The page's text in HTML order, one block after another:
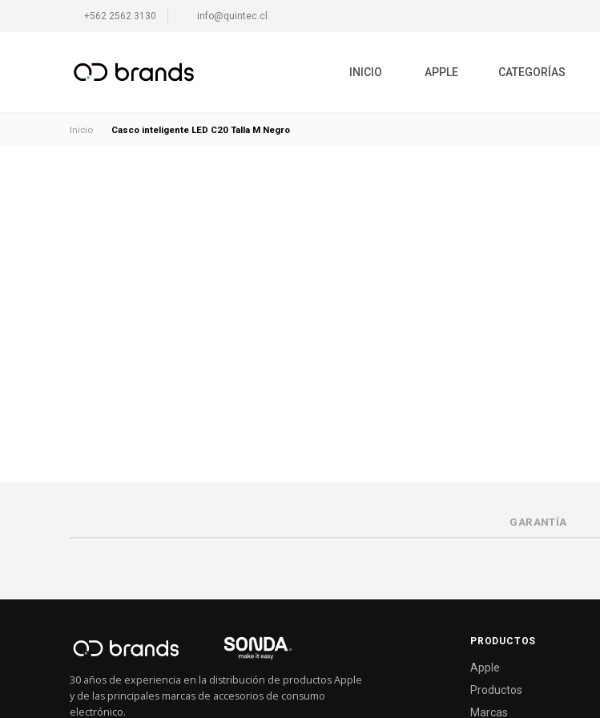
+562 2562 3130 info@quintec.cl
INICIO APPLE CATEGORÍAS
Inicio Casco inteligente LED C20 Talla M Negro
GARANTÍA
30 años de experiencia en la distribución de productos Apple
y de las principales marcas de accesorios de consumo
electrónico.
PRODUCTOS
Apple
Productos
Marcas